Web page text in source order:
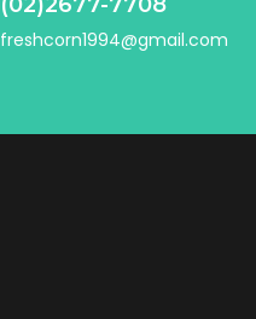
freshcorn1994@gmail.com